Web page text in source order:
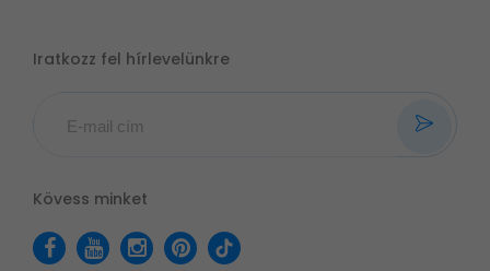
Iratkozz fel hírlevelünkre
Kövess minket